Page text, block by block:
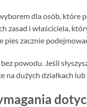
dla osób, które
zasad i właściciela,
pies zacznie
powodu. Jeśli
na dużych działkach